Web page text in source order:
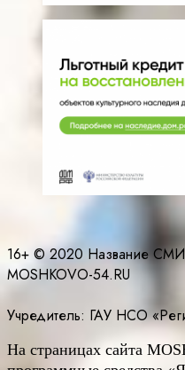
16+ © 2020 Название
MOSHKOVO-54.RU
Учредитель: ГАУ НСО
На страницах сайта